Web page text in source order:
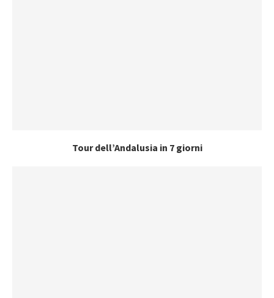
Tour dell’Andalusia in 7 giorni